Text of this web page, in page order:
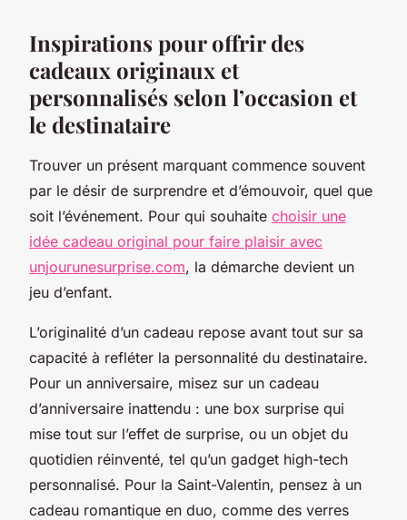
Inspirations pour offrir des
cadeaux originaux et
personnalisés selon l’occasion et
le destinataire
Trouver un présent marquant commence souvent
par le désir de surprendre et d’émouvoir, quel que
soit l’événement. Pour qui souhaite choisir une
idée cadeau original pour faire plaisir avec
unjourunesurprise.com, la démarche devient un
jeu d’enfant.
L’originalité d’un cadeau repose avant tout sur sa
capacité à refléter la personnalité du destinataire.
Pour un anniversaire, misez sur un cadeau
d’anniversaire inattendu : une box surprise qui
mise tout sur l’effet de surprise, ou un objet du
quotidien réinventé, tel qu’un gadget high-tech
personnalisé. Pour la Saint-Valentin, pensez à un
cadeau romantique en duo, comme des verres